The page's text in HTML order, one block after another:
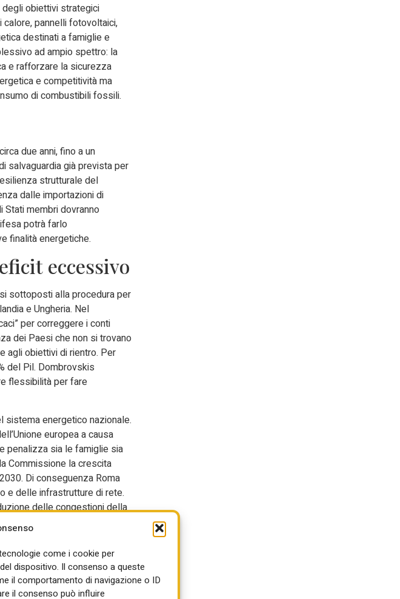
come i cookie per
dispositivo. Il consenso a queste
il comportamento di navigazione o ID
il consenso può influire
degli obiettivi strategici
pannelli fotovoltaici,
destinati a famiglie e
ad ampio spettro: la
e rafforzare la sicurezza
e competitività ma
di combustibili fossili.
due anni, fino a un
salvaguardia già prevista per
strutturale del
dalle importazioni di
membri dovranno
potrà farlo
finalità energetiche.
eccessivo
sottoposti alla procedura per
e Ungheria. Nel
per correggere i conti
dei Paesi che non si trovano
agli obiettivi di rientro. Per
del Pil. Dombrovskis
flessibilità per fare
sistema energetico nazionale.
europea a causa
penalizza sia le famiglie sia
Commissione la crescita
Di conseguenza Roma
e delle infrastrutture di rete.
delle congestioni della
autorizzative previste
ancora